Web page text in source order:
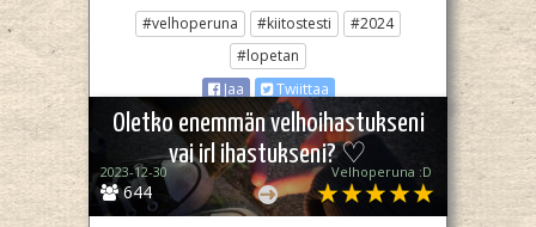
#velhoperuna #kiitostesti
#2024
#lopetan
Jaa
Twiittaa
Oletko enemmän velhoihastukseni
vai irl ihastukseni? ♡
644
2023-12-30 Velhoperuna :D